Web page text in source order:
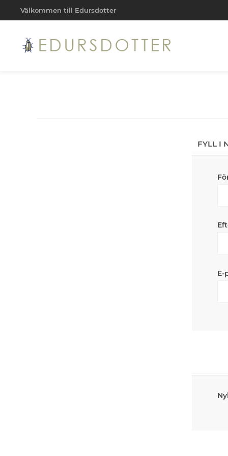
Välkommen till Edursdotter
FYLL I
E-